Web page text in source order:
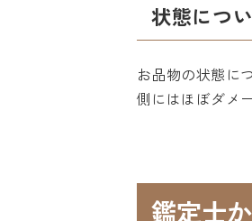
状態につ
お品物の状態に
側にはほぼダメ
鑑定士